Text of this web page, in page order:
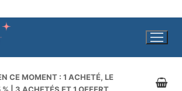
CE MOMENT : 1 ACHETÉ, LE
| 3 ACHETÉS ET 1 OFFERT